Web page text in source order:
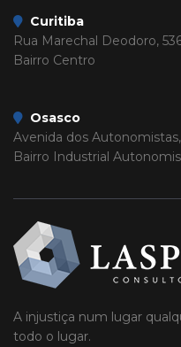
Curitiba
Rua Marechal Deodoro,
Bairro Centro
Osasco
Avenida dos
Bairro Industrial
A injustiça num lugar
todo o lugar.